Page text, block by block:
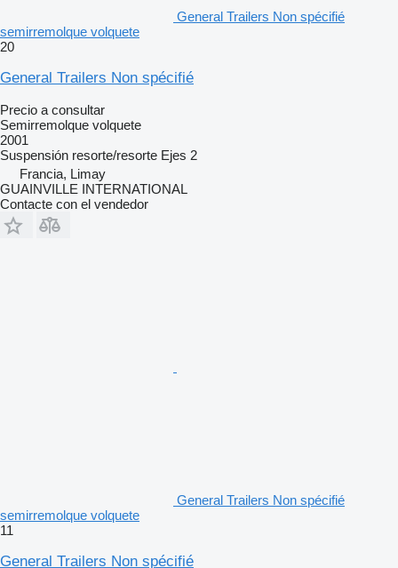
General Trailers Non spécifié
semirremolque volquete
20
General Trailers Non spécifié
Precio a consultar
Semirremolque volquete
2001
Suspensión resorte/resorte Ejes 2
Francia, Limay
GUAINVILLE INTERNATIONAL
Contacte con el vendedor
General Trailers Non spécifié
semirremolque volquete
11
General Trailers Non spécifié